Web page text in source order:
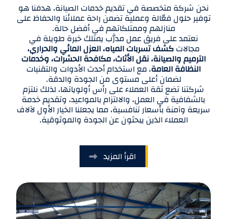
نحن شركة متخصصة في تقديم خدمات الصيانة، هدفنا هو
توفير حلول فعّالة وعملية تضمن راحة عملائنا والحفاظ على
منازلهم وممتلكاتهم في أفضل حالة.
نعتمد على فريق عمل مدرَّب يمتلك خبرة طويلة في
مجالاتكشف تسربات المياه، العزل المائي والحراري،
الترميم والصيانة، نقل الأثاث، مكافحة الحشرات، وخدمات
النظافة العامة، مع استخدام أحدث الأدوات والتقنيات
لضمان أعلى مستوى من الجودة والدقة.
شركتنا تضع ثقة العملاء على رأس أولوياتها، لذلك نلتزم
بالشفافية في العمل، والالتزام بالمواعيد، وتقديم خدمة
سريعة وآمنة بأسعار تنافسية، مما يجعلنا الخيار الأول لآلاف
العملاء الذين يبحثون عن الجودة والموثوقية.
اقرأ المزيد